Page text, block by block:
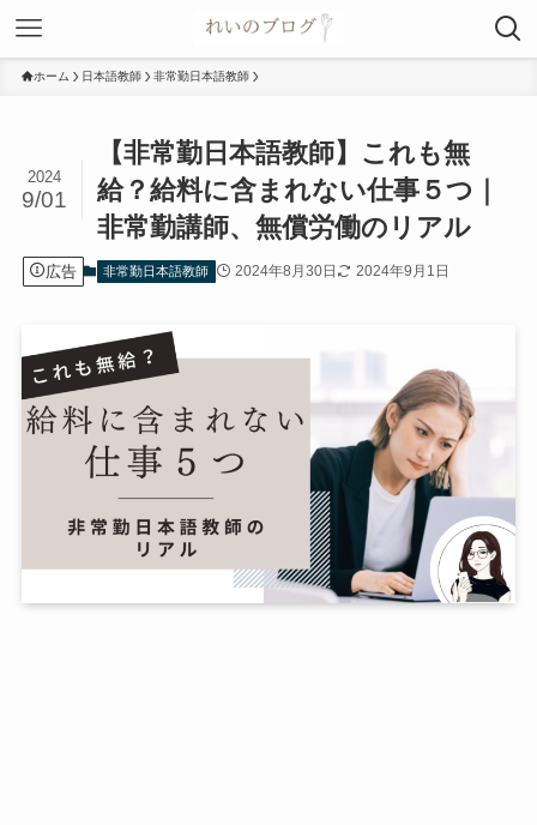
ホーム 日本語教師 非常勤日本語教師
【非常勤日本語教師】これも無
給？給料に含まれない仕事５つ｜
非常勤講師、無償労働のリアル
2024
9/01
広告 非常勤日本語教師 2024年8月30日 2024年9月1日